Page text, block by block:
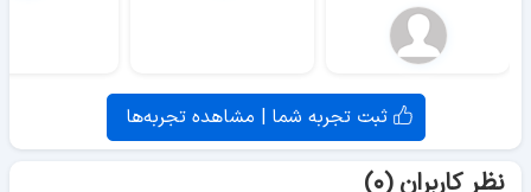
ثبت تجربه شما | مشاهده تجربه‌ها
نظر کاربران (۰)